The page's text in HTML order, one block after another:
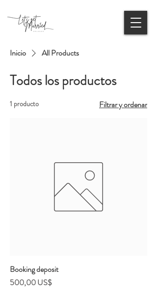
Inicio All Products
Todos los productos
1 producto Filtrar y ordenar
Booking deposit
Precio
500,00 US$